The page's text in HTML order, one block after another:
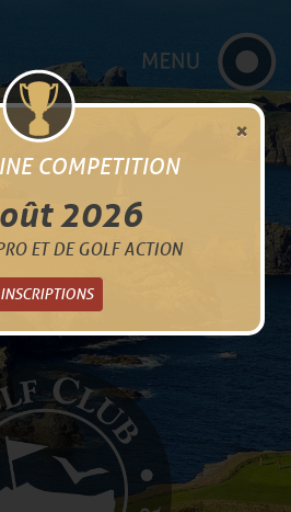
×
COMPETITION
2026
ET DE GOLF ACTION
INSCRIPTIONS